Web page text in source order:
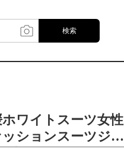
検索
ワイトスーツ女性
ションスーツジャ